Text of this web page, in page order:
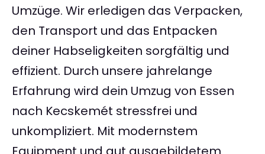
Umzüge. Wir erledigen das Verpacken,
den Transport und das Entpacken
deiner Habseligkeiten sorgfältig und
effizient. Durch unsere jahrelange
Erfahrung wird dein Umzug von Essen
nach Kecskemét stressfrei und
unkompliziert. Mit modernstem